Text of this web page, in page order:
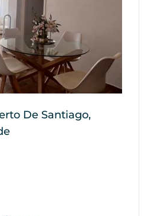
De Santiago,